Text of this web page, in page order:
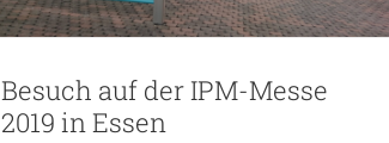
Besuch auf der IPM-Messe
2019 in Essen